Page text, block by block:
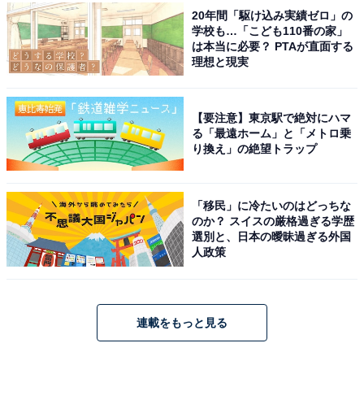
アクセス・料金情報は？ 泊まれる？
所在地：大阪府東大阪市長田3-5-17
20年間「駆け込み実績ゼロ」の
学校も…「こども110番の家」
は本当に必要？ PTAが直面する
理想と現実
【要注意】東京駅で絶対にハマ
る「最遠ホーム」と「メトロ乗
り換え」の絶望トラップ
「移民」に冷たいのはどっちな
のか？ スイスの厳格過ぎる学歴
選別と、日本の曖昧過ぎる外国
人政策
連載をもっと見る